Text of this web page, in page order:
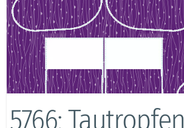
5766: Tautropfen